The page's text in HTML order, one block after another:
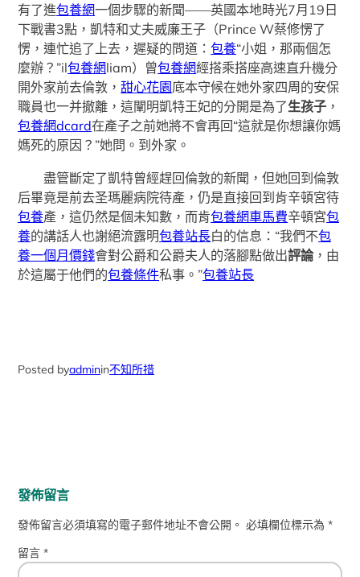
有了進包養網一個步驟的新聞——英國本地時光7月19日
下戰書3點，凱特和丈夫威廉王子（Prince W蔡修愣了
愣，連忙追了上去，遲疑的問道：包養“小姐，那兩個怎
麼辦？”il包養網liam）曾包養網經搭乘搭座高速直升機分
開外家前去倫敦，甜心花園底本守候在她外家四周的安保
職員也一并撤離，這闡明凱特王妃的分開是為了生孩子 ，
包養網dcard在產子之前她將不會再回“這就是你想讓你媽
媽死的原因？”她問。到外家。
盡管斷定了凱特曾經趕回倫敦的新聞，但她回到倫敦
后畢竟是前去圣瑪麗病院待產，仍是直接回到肯辛頓宮待
包養產，這仍然是個未知數，而肯包養網車馬費辛頓宮包
養的講話人也謝絕流露明包養站長白的信息：“我們不包
養一個月價錢會對公爵和公爵夫人的落腳點做出評論，由
於這屬于他們的包養條件私事。”包養站長
Posted byadminin不知所措
發佈留言
發佈留言必須填寫的電子郵件地址不會公開。 必填欄位標示為*
留言*